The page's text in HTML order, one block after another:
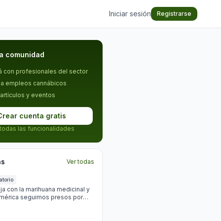
Iniciar sesión Registrarse
comunidad
con profesionales del sector
empleos cannábicos
y eventos
cuenta gratis
las funcionalidades
Ver todas
con la marihuana medicinal y
seguimos presos por